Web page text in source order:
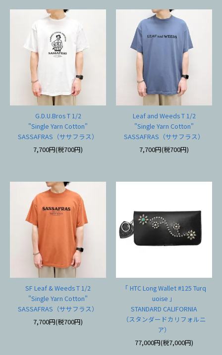
G.D.U.Bros T 1/2
"Single Yarn Cotton"
SASSAFRAS（ササフラス）
7,700円(税700円)
Leaf and Weeds T 1/2
"Single Yarn Cotton"
SASSAFRAS（ササフラス）
7,700円(税700円)
SF Leaf & Weeds T 1/2
"Single Yarn Cotton"
SASSAFRAS（ササフラス）
7,700円(税700円)
「 HTC Long Wallet #125 Turq
uoise 」
STANDARD CALIFORNIA
（スタンダードカリフォルニ
ア）
77,000円(税7,000円)